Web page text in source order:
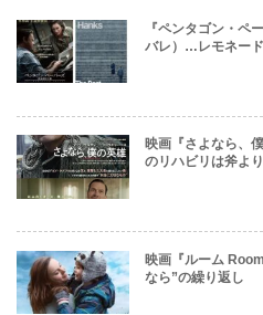
『ペンタゴン・ペ
バレ）…レモネー
映画『さよなら、
のリハビリは斧よ
映画『ルーム
なら”の繰り返し